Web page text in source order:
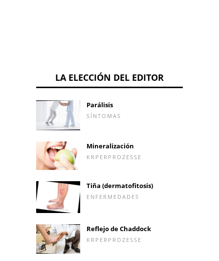
LA ELECCIÓN DEL EDITOR
Parálisis
SÍNTOMAS
Mineralización
KRPERPROZESSE
Tiña (dermatofitosis)
ENFERMEDADES
Reflejo de Chaddock
KRPERPROZESSE